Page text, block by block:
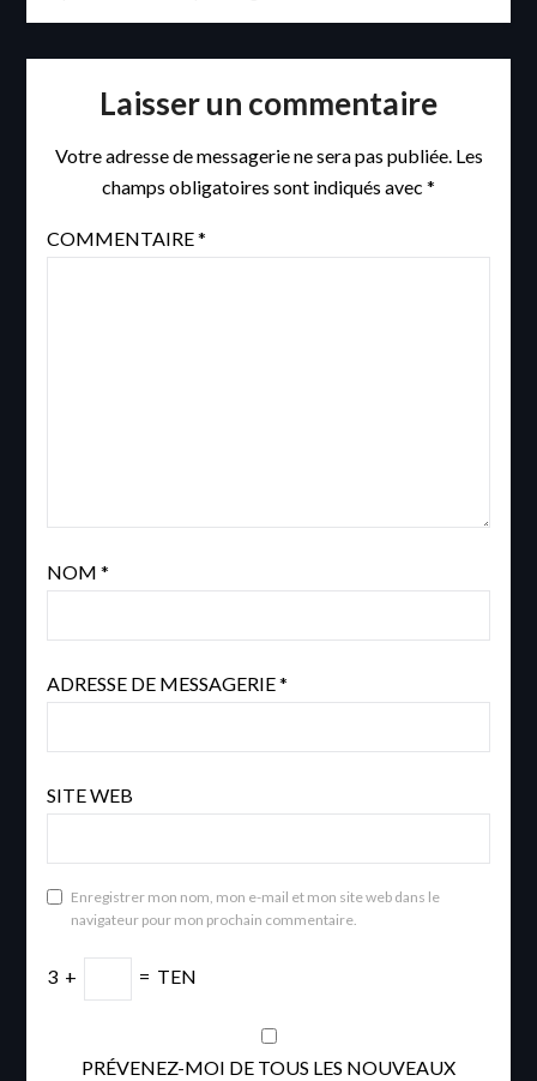
Laisser un commentaire
Votre adresse de messagerie ne sera pas publiée. Les
champs obligatoires sont indiqués avec *
COMMENTAIRE*
NOM *
ADRESSE DE MESSAGERIE*
SITE WEB
Enregistrer mon nom, mon e-mail et mon site web dans le
navigateur pour mon prochain commentaire.
3 + = TEN
PRÉVENEZ-MOI DE TOUS LES NOUVEAUX